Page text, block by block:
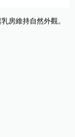
房維持自然外觀。